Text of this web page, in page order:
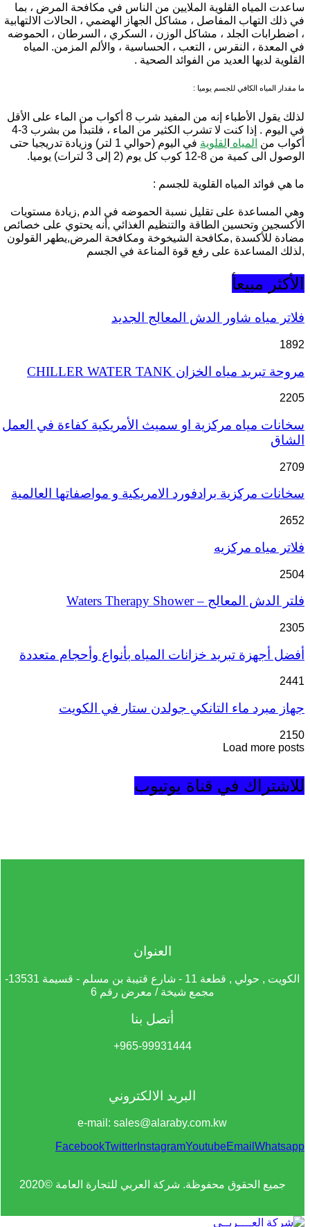
ساعدت المياه القلوية الملايين من الناس في مكافحة المرض ، بما
في ذلك التهاب المفاصل ، مشاكل الجهاز الهضمي ، الحالات الالتهابية
، اضطرابات الجلد ، مشاكل الوزن ، السكري ، السرطان ، الحموضه
في المعدة ، النقرس ، التعب ، الحساسية ، والألم المزمن. المياه
القلوية لديها العديد من الفوائد الصحية .
ما مقدار المياه الكافي للجسم يوميا :
لذلك يقول الأطباء إنه من المفيد شرب 8 أكواب من الماء على الأقل
في اليوم . إذا كنت لا تشرب الكثير من الماء ، فلتبدأ من بشرب 3-4
أكواب من المياه لقلوية
في اليوم (حوالي 1 لتر) وزيادة تدريجيا حتى
الوصول الى كمية من 8-12 كوب كل يوم (2 إلى 3 لترات) يوميا.
ما هي فوائد المياه القلوية للجسم :
وهي المساعدة على تقليل نسبة الحموضه في الدم ,زيادة مستويات
الأكسجين وتحسين الطاقة والتنظيم الغذائي ,أنه يحتوي على خصائص
مضادة للأكسدة ,مكافحة الشيخوخة ومكافحة المرض,يطهر القولون
,لذلك المساعدة على رفع قوة المناعة في الجسم
الأكثر مبيعأ
فلاتر مياه شاور الدش المعالج الجديد
1892
مروحة تبريد مياه الخزان CHILLER WATER TANK
2205
سخانات مياه مركزية او سميث الأمريكية كفاءة في العمل
الشاق
2709
سخانات مركزية برادفورد الامريكية و مواصفاتها العالمية
2652
فلاتر مياه مركزيه
2504
فلتر الدش المعالج – Waters Therapy Shower
2305
أفضل أجهزة تبريد خزانات المياه بأنواع وأحجام متعددة
2441
جهاز مبرد ماء التانكي جولدن ستار في الكويت
2150
Load more posts
للاشتراك في قناة يوتيوب
العنوان
الكويت , حولي , قطعة 11 - شارع قتيبة بن مسلم - قسيمة 13531-
مجمع شيخة / معرض رقم 6
أتصل بنا
965-99931444+
البريد الالكتروني
e-mail: sales@alaraby.com.kw
FacebookTwitter InstagramYoutubeEmail Whatsapp
جميع الحقوق محفوظة. شركة العربي للتجارة العامة ©2020